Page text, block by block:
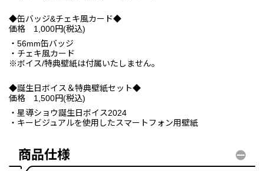
◆缶バッジ&チェキ風カード◆
価格 1,000円(税込)
・56mm缶バッジ
・チェキ風カード
※ボイス/特典壁紙は付属いたしません。
◆誕生日ボイス＆特典壁紙セット◆
価格 1,500円(税込)
・星導ショウ誕生日ボイス2024
・キービジュアルを使用したスマートフォン用壁紙
商品仕様